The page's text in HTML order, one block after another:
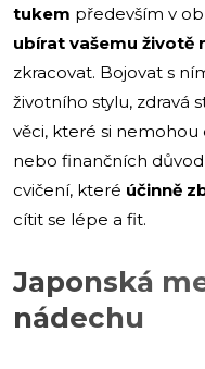
tukem především v
ubírat vašemu životě
zkracovat. Bojovat s
životního stylu, zdravá
věci, které si nemohou
nebo finančních
cvičení, které účinně
cítit se lépe a fit.
Japonská
nádechu